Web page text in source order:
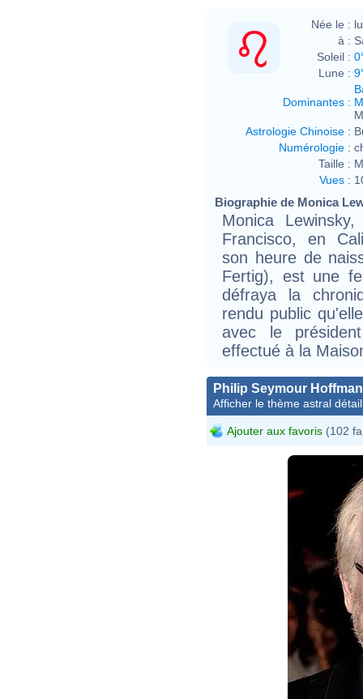
Née le :
à :
Soleil :
Lune :
Dominantes :
Astrologie Chinoise :
Numérologie :
Taille :
Vues :
Biographie de Monica
Monica
Francisco, en
son heure de
Fertig), est une
défraya la
rendu public
avec le
effectué à la
Philip Seymour Hoffman
Afficher le thème astral
Ajouter aux favoris (102